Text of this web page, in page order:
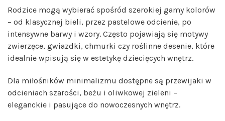
Rodzice mogą wybierać spośród szerokiej gamy kolorów
– od klasycznej bieli, przez pastelowe odcienie, po
intensywne barwy i wzory. Często pojawiają się motywy
zwierzęce, gwiazdki, chmurki czy roślinne desenie, które
idealnie wpisują się w estetykę dziecięcych wnętrz.
Dla miłośników minimalizmu dostępne są przewijaki w
odcieniach szarości, beżu i oliwkowej zieleni –
eleganckie i pasujące do nowoczesnych wnętrz.